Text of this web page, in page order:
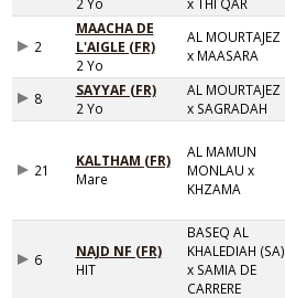
2
MAACHA DE
L'AIGLE (FR)
2 Yo
AL MOURTAJEZ
x MAASARA
8
SAYYAF (FR)
2 Yo
AL MOURTAJEZ
x SAGRADAH
21
KALTHAM (FR)
Mare
AL MAMUN
MONLAU x
KHZAMA
6
NAJD NF (FR)
HIT
BASEQ AL
KHALEDIAH (SA)
x SAMIA DE
CARRERE